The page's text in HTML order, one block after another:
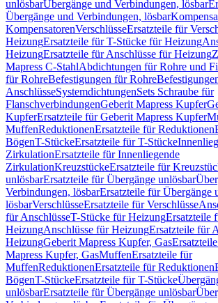
unlösbarÜbergänge und Verbindungen, lösbar
Übergänge und Verbindungen, lösbar
KompensatorenVerschlüsseErsatzteile für
HeizungErsatzteile für T-Stücke für Heizung
HeizungErsatzteile für Anschlüsse für Heizung
Mapress C-StahlAbdichtungen für Rohre und
für RohreBefestigungen für Rohre
AnschlüsseSystemdichtungenSets Schraube für
FlanschverbindungenGeberit Mapress Kupfer
KupferErsatzteile für Geberit Mapress Kupfer
MuffenReduktionenErsatzteile für Reduktionen
BögenT-StückeErsatzteile für T-Stücke
ZirkulationErsatzteile für Innenliegende
ZirkulationKreuzstückeErsatzteile für
unlösbarErsatzteile für Übergänge unlösbar
Verbindungen, lösbarErsatzteile für Übergänge
lösbarVerschlüsseErsatzteile für Verschlüsse
für AnschlüsseT-Stücke für HeizungErsatzteile
HeizungAnschlüsse für HeizungErsatzteile für
HeizungGeberit Mapress Kupfer, Gas
Mapress Kupfer, GasMuffenErsatzteile für
MuffenReduktionenErsatzteile für Reduktionen
BögenT-StückeErsatzteile für T-Stücke
unlösbarErsatzteile für Übergänge unlösbar